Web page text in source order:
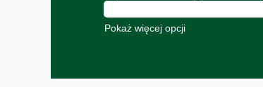
Pokaż więcej opcji